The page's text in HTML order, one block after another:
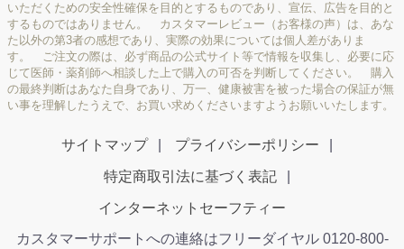
いただくための安全性確保を目的とするものであり、宣伝、広告を目的と
するものではありません。 カスタマーレビュー（お客様の声）は、あな
た以外の第3者の感想であり、実際の効果については個人差がありま
す。 ご注文の際は、必ず商品の公式サイト等で情報を収集し、必要に応
じて医師・薬剤師へ相談した上で購入の可否を判断してください。 購入
の最終判断はあなた自身であり、万一、健康被害を被った場合の保証が無
い事を理解したうえで、お買い求めくださいますようお願いいたします。
サイトマップ プライバシーポリシー
特定商取引法に基づく表記
インターネットセーフティー
カスタマーサポートへの連絡はフリーダイヤル 0120-800-